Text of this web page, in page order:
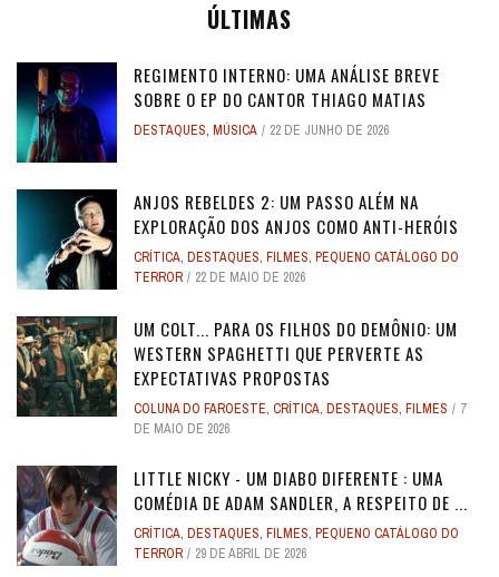
ÚLTIMAS
REGIMENTO INTERNO: UMA ANÁLISE BREVE
SOBRE O EP DO CANTOR THIAGO MATIAS
DESTAQUES, MÚSICA 22 DE JUNHO DE 2026
ANJOS REBELDES 2: UM PASSO ALÉM NA
EXPLORAÇÃO DOS ANJOS COMO ANTI-HERÓIS
CRÍTICA, DESTAQUES, FILMES, PEQUENO CATÁLOGO DO
TERROR
22 DE MAIO DE 2026
UM COLT... PARA OS FILHOS DO DEMÔNIO: UM
WESTERN SPAGHETTI QUE PERVERTE AS
EXPECTATIVAS PROPOSTAS
COLUNA DO FAROESTE, CRÍTICA, DESTAQUES, FILMES
7
DE MAIO DE 2026
LITTLE NICKY - UM DIABO DIFERENTE : UMA
COMÉDIA DE ADAM SANDLER, A RESPEITO DE ...
CRÍTICA, DESTAQUES, FILMES, PEQUENO CATÁLOGO DO
TERROR
29 DE ABRIL DE 2026